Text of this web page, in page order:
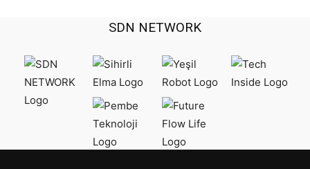
SDN NETWORK